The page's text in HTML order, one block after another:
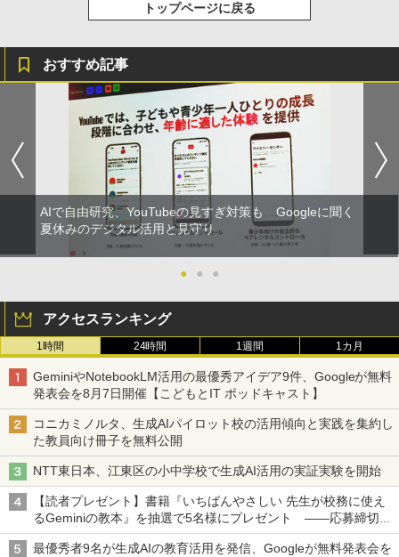
トップページに戻る
おすすめ記事
AIで自由研究、YouTubeの見すぎ対策も Googleに聞く
夏休みのデジタル活用と見守り
● ● ●
アクセスランキング
1時間 24時間 1週間 1カ月
GeminiやNotebookLM活用の最優秀アイデア9件、Googleが無料
発表会を8月7日開催【こどもとIT ポッドキャスト】
コニカミノルタ、生成AIパイロット校の活用傾向と実践を集約し
た教員向け冊子を無料公開
NTT東日本、江東区の小中学校で生成AI活用の実証実験を開始
【読者プレゼント】書籍『いちばんやさしい 先生が校務に使え
るGeminiの教本』を抽選で5名様にプレゼント ――応募締切は
2026年8月12日（水）まで
最優秀者9名が生成AIの教育活用を発信、Googleが無料発表会を